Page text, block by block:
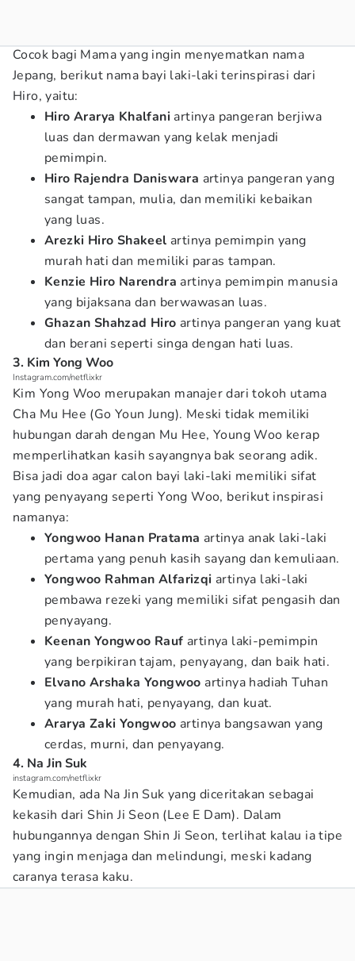
Cocok bagi Mama yang ingin menyematkan nama
Jepang, berikut nama bayi laki-laki terinspirasi dari
Hiro, yaitu:
Hiro Ararya Khalfani artinya pangeran berjiwa
luas dan dermawan yang kelak menjadi
pemimpin.
Hiro Rajendra Daniswara artinya pangeran yang
sangat tampan, mulia, dan memiliki kebaikan
yang luas.
Arezki Hiro Shakeel artinya pemimpin yang
murah hati dan memiliki paras tampan.
Kenzie Hiro Narendra artinya pemimpin manusia
yang bijaksana dan berwawasan luas.
Ghazan Shahzad Hiro artinya pangeran yang kuat
dan berani seperti singa dengan hati luas.
3. Kim Yong Woo
Instagram.com/netflixkr
Kim Yong Woo merupakan manajer dari tokoh utama
Cha Mu Hee (Go Youn Jung). Meski tidak memiliki
hubungan darah dengan Mu Hee, Young Woo kerap
memperlihatkan kasih sayangnya bak seorang adik.
Bisa jadi doa agar calon bayi laki-laki memiliki sifat
yang penyayang seperti Yong Woo, berikut inspirasi
namanya:
Yongwoo Hanan Pratama artinya anak laki-laki
pertama yang penuh kasih sayang dan kemuliaan.
Yongwoo Rahman Alfarizqi artinya laki-laki
pembawa rezeki yang memiliki sifat pengasih dan
penyayang.
Keenan Yongwoo Rauf artinya laki-pemimpin
yang berpikiran tajam, penyayang, dan baik hati.
Elvano Arshaka Yongwoo artinya hadiah Tuhan
yang murah hati, penyayang, dan kuat.
Ararya Zaki Yongwoo artinya bangsawan yang
cerdas, murni, dan penyayang.
4. Na Jin Suk
instagram.com/netflixkr
Kemudian, ada Na Jin Suk yang diceritakan sebagai
kekasih dari Shin Ji Seon (Lee E Dam). Dalam
hubungannya dengan Shin Ji Seon, terlihat kalau ia tipe
yang ingin menjaga dan melindungi, meski kadang
caranya terasa kaku.